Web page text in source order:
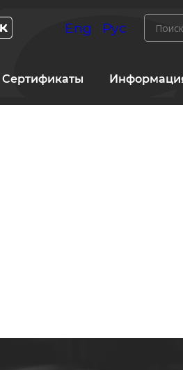
Eng Рус
Сертификаты